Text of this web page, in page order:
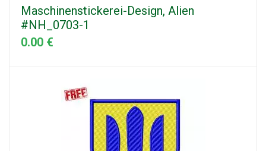
Maschinenstickerei-Design, Alien
#NH_0703-1
0.00 €